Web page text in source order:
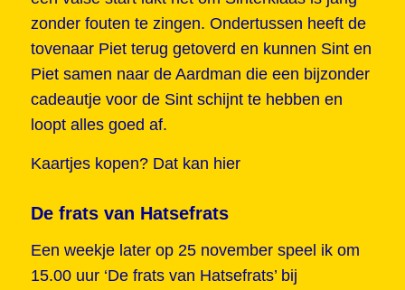
zonder fouten te zingen. Ondertussen heeft de
tovenaar Piet terug getoverd en kunnen Sint en
Piet samen naar de Aardman die een bijzonder
cadeautje voor de Sint schijnt te hebben en
loopt alles goed af.
Kaartjes kopen? Dat kan hier
De frats van Hatsefrats
Een weekje later op 25 november speel ik om
15.00 uur ‘De frats van Hatsefrats’ bij